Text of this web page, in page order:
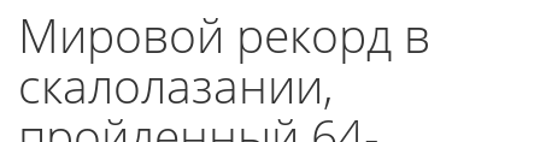
Мировой рекорд в
скалолазании,